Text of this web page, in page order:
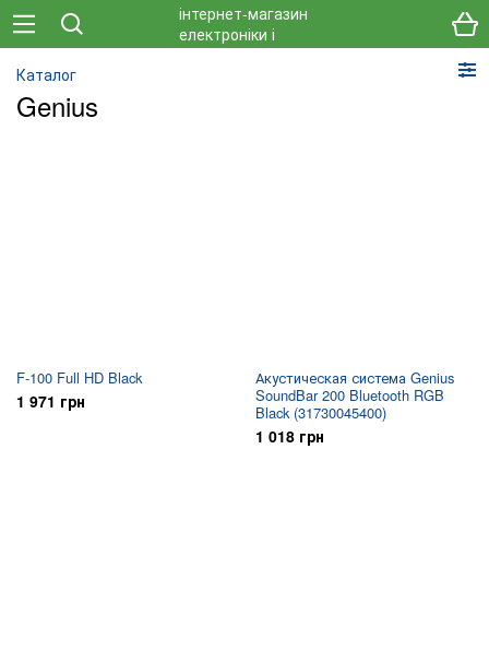
Каталог
Genius
F-100 Full HD Black
1 971 грн
Акустическая система Genius
SoundBar 200 Bluetooth RGB
Black (31730045400)
1 018 грн